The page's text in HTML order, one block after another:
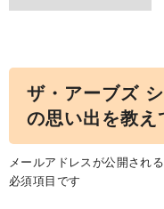
ザ・アーブズ
の思い出を教え
メールアドレスが公開され
必須項目です